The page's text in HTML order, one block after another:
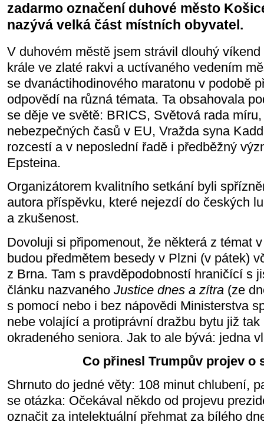
zadarmo označení duhové město
nazývá velká část místních obyvatel.
V duhovém městě jsem strávil dlouhý
krále ve zlaté rakvi a uctívaného vedením
se dvanáctihodinového maratonu v podobě
odpovědí na různá témata. Ta obsahovala
se děje ve světě: BRICS, Světová rada
nebezpečných časů v EU, Vražda syna
rozcestí a v neposlední řadě i předběžný
Epsteina.
Organizátorem kvalitního setkání byli
autora příspěvku, které nejezdí do českých
a zkušenost.
Dovoluji si připomenout, že některá z témat
budou předmětem besedy v Plzni (v pátek)
z Brna. Tam s pravděpodobností hraničící s
článku nazvaného Justice dnes a zítra (ze
s pomocí nebo i bez nápovědi Ministerstva
nebe volající a protiprávní dražbu bytu již tak
okradeného seniora. Jak to ale bývá: jedna
Co přinesl Trumpův projev o
Shrnuto do jedné věty: 108 minut chlubení,
se otázka: Očekával někdo od projevu
označit za intelektuální přehmat za bílého